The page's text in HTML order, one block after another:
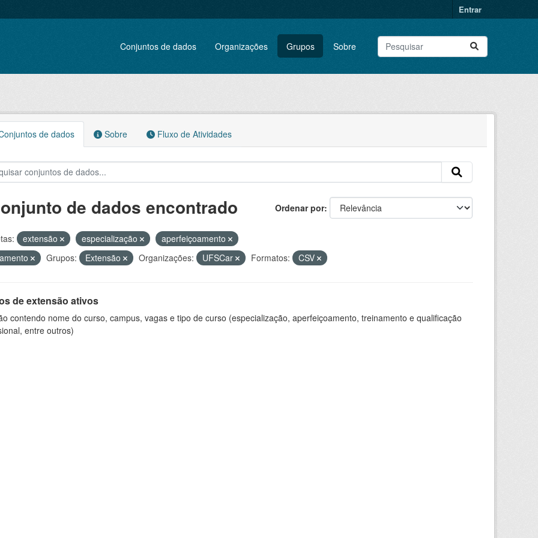
Entrar
Conjuntos de dados Organizações Grupos Sobre
de dados Sobre Fluxo de Atividades
Ordenar por
de dados encontrado
extensão especialização
aperfeiçoamento
Grupos: Extensão Organizações: UFSCar Formatos: CSV
de extensão ativos
contendo nome do curso, campus, vagas e tipo de curso (especialização, aperfeiçoamento, treinamento e qualificação
entre outros)